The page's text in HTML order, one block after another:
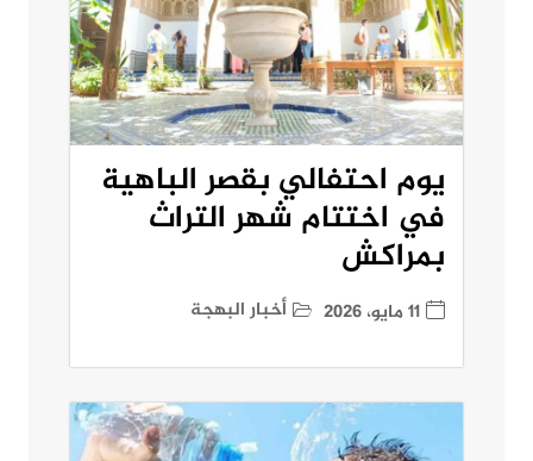
يوم احتفالي بقصر الباهية
في اختتام شهر التراث
بمراكش
11 مايو، 2026 أخبار البهجة